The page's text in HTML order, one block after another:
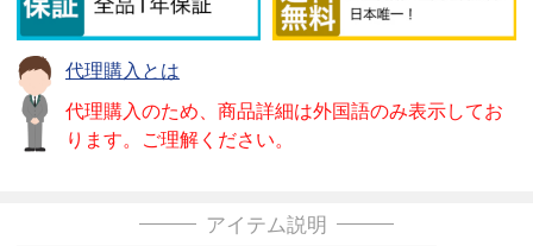
代理購入とは
代理購入のため、商品詳細は外国語のみ表示してお
ります。ご理解ください。
アイテム説明